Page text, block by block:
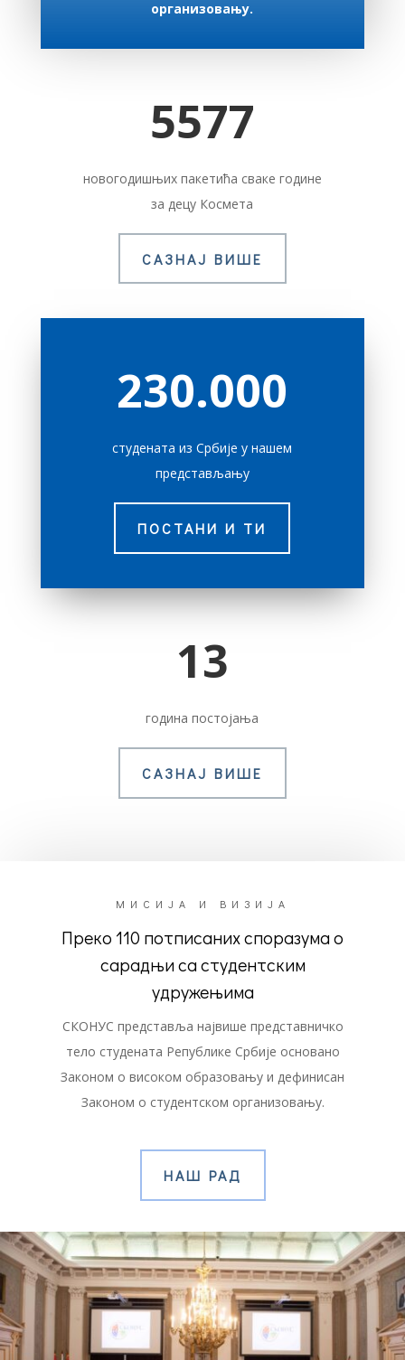
организовању.
5577
новогодишњих пакетића сваке године
за децу Космета
САЗНАЈ ВИШЕ
230.000
студената из Србије у нашем
представљању
ПОСТАНИ И ТИ
13
година постојања
САЗНАЈ ВИШЕ
МИСИЈА И ВИЗИЈА
Преко 110 потписаних споразума о
сарадњи са студентским
удружењима
СКОНУС представља највише представничко
тело студената Републике Србије основано
Законом о високом образовању и дефинисан
Законом о студентском организовању.
НАШ РАД